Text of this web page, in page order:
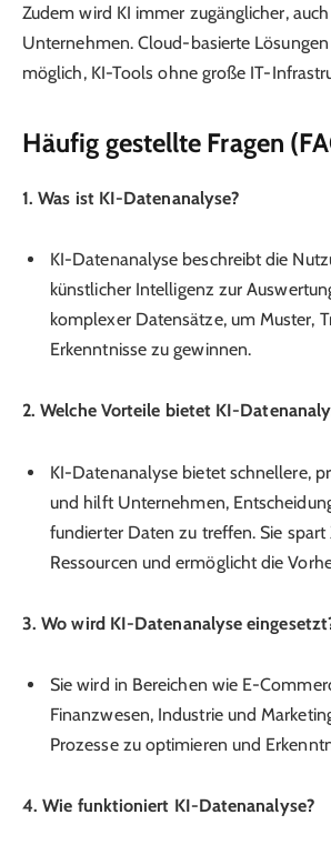
Zudem wird KI immer zugänglicher,
Unternehmen. Cloud-basierte
möglich, KI-Tools ohne große IT-
Häufig gestellte Fragen
1. Was ist KI-Datenanalyse?
KI-Datenanalyse beschreibt die
künstlicher Intelligenz zur
komplexer Datensätze, um Muster,
Erkenntnisse zu gewinnen.
2. Welche Vorteile bietet KI-
KI-Datenanalyse bietet schnellere,
und hilft Unternehmen,
fundierter Daten zu treffen. Sie spart
Ressourcen und ermöglicht die
3. Wo wird KI-Datenanalyse
Sie wird in Bereichen wie E-
Finanzwesen, Industrie und
Prozesse zu optimieren und
4. Wie funktioniert KI-Datenanalyse?